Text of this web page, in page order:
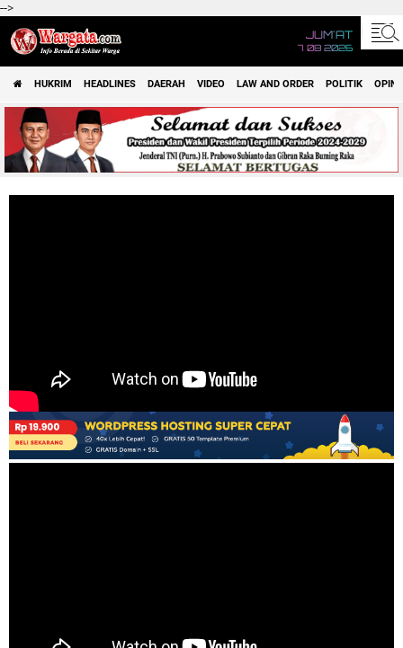
-->
JUM'AT
7 08 2026
HUKRIM HEADLINES DAERAH VIDEO LAW AND ORDER POLITIK OPINI